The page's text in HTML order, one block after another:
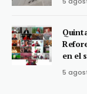
en el
5